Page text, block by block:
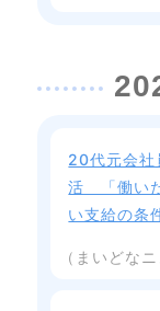
20代元会社
活 「働い
い支給の条
（まいどな